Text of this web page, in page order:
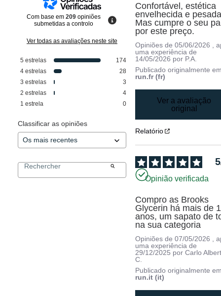
Com base em 209 opiniões
submetidas a controlo
Ver todas as avaliações neste site
5 estrelas
174
4 estrelas
28
3 estrelas
3
2 estrelas
4
1 estrela 0
Classificar as opiniões
Confortável, estética
envelhecida e
Mas cumpre o seu
por este preço.
Opiniões de05/06/2026
,
uma experiência de
14/05/2026 por P.A.
Publicado originalmente
run.fr (fr)
Ver a avaliação
original
Relatório
5
Opinião verificada
Compro as Brooks
Glycerin há mais de
anos, um sapato de
na sua categoria
Opiniões de07/05/2026 ,
uma experiência de
29/12/2025 porCarlo
C.
Publicado originalmente
run.it (it)